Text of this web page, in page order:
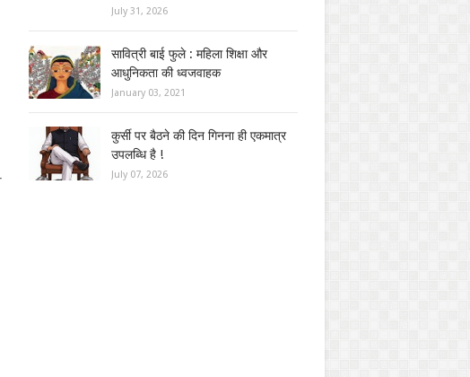
July 31, 2026
सावित्री बाई फुले : महिला शिक्षा और
आधुनिकता की ध्वजवाहक
January 03, 2021
कुर्सी पर बैठने की दिन गिनना ही एकमात्र
उपलब्धि है !
July 07, 2026